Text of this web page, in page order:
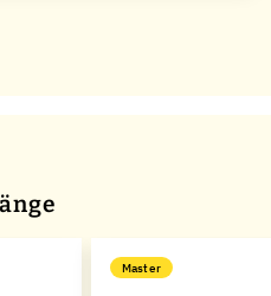
Master